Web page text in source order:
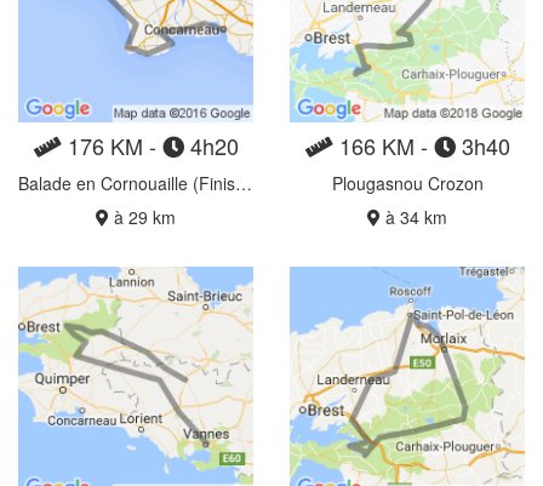
176 KM - 4h20
Balade en Cornouaille (Finistère)
à 29 km
166 KM - 3h40
Plougasnou Crozon
à 34 km